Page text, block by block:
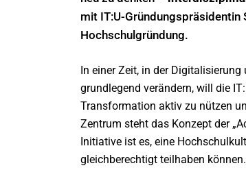
mit IT:U-Gründungspräsidentin
Hochschulgründung.
In einer Zeit, in der
grundlegend verändern, will die
Transformation aktiv zu nützen
Zentrum steht das Konzept der
Initiative ist es, eine
gleichberechtigt teilhaben